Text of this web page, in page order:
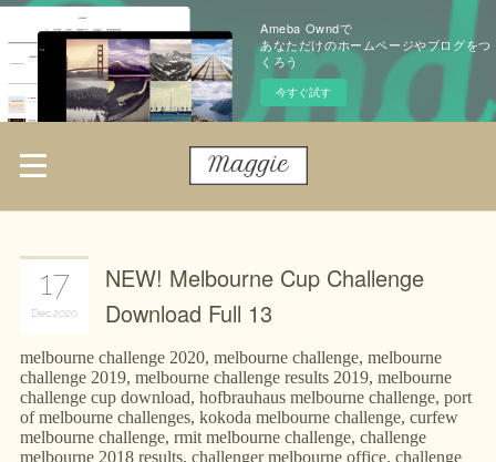
Ameba Owndで
あなただけのホームページやブログをつ
くろう
今すぐ試す
17
Dec 2020
NEW! Melbourne Cup Challenge
Download Full 13